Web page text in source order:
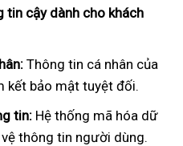
tin cậy dành cho khách
Thông tin cá nhân của
kết bảo mật tuyệt đối.
tin: Hệ thống mã hóa dữ
thông tin người dùng.